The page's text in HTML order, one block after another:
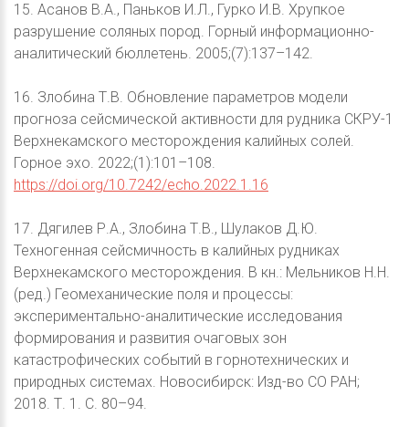
15. Асанов В.А., Паньков И.Л., Гурко И.В. Хрупкое
разрушение соляных пород. Горный информационно-
аналитический бюллетень. 2005;(7):137–142.
16. Злобина Т.В. Обновление параметров модели
прогноза сейсмической активности для рудника СКРУ-1
Верхнекамского месторождения калийных солей.
Горное эхо. 2022;(1):101–108.
https://doi.org/10.7242/echo.2022.1.16
17. Дягилев Р.А., Злобина Т.В., Шулаков Д.Ю.
Техногенная сейсмичность в калийных рудниках
Верхнекамского месторождения. В кн.: Мельников Н.Н.
(ред.) Геомеханические поля и процессы:
экспериментально-аналитические исследования
формирования и развития очаговых зон
катастрофических событий в горнотехнических и
природных системах. Новосибирск: Изд-во СО РАН;
2018. Т. 1. С. 80–94.